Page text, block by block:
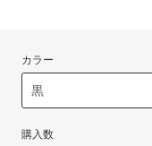
カラー
購入数